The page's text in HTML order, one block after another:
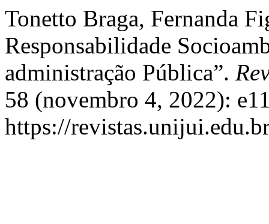
Tonetto Braga, Fernanda
Responsabilidade
administração Pública”.
58 (novembro 4, 2022):
https://